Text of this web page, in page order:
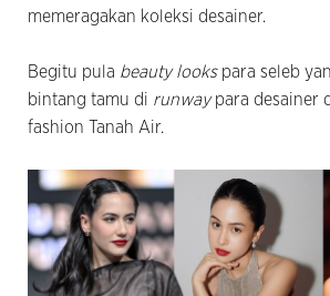
memeragakan koleksi desainer.
Begitu pula beauty lookspara seleb
bintang tamu di runwaypara desainer
fashion Tanah Air.